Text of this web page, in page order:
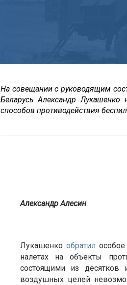
На совещании с руководящим
Беларусь Александр
способов противодействия
Лукашенко обратил
налетах на объекты
состоящими из десятков
воздушных целей